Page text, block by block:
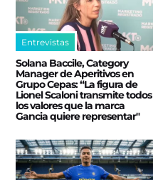
Entrevistas
Solana Baccile, Category
Manager de Aperitivos en
Grupo Cepas: “La figura de
Lionel Scaloni transmite todos
los valores que la marca
Gancia quiere representar"